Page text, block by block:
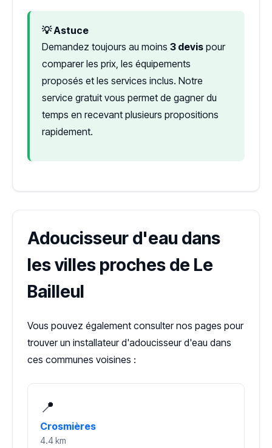
💡 Astuce
Demandez toujours au moins 3 devis pour
comparer les prix, les équipements
proposés et les services inclus. Notre
service gratuit vous permet de gagner du
temps en recevant plusieurs propositions
rapidement.
Adoucisseur d'eau dans
les villes proches de Le
Bailleul
Vous pouvez également consulter nos pages pour
trouver un installateur d'adoucisseur d'eau dans
ces communes voisines :
📍
Crosmières
4.4 km